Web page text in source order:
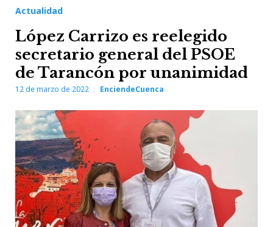
Actualidad
López Carrizo es reelegido
secretario general del PSOE
de Tarancón por unanimidad
12 de marzo de 2022 EnciendeCuenca